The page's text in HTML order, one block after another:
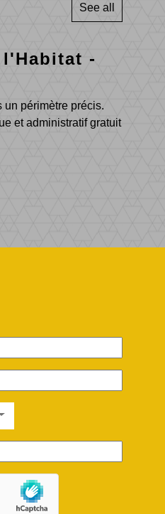
See all
-
périmètre précis.
et administratif gratuit